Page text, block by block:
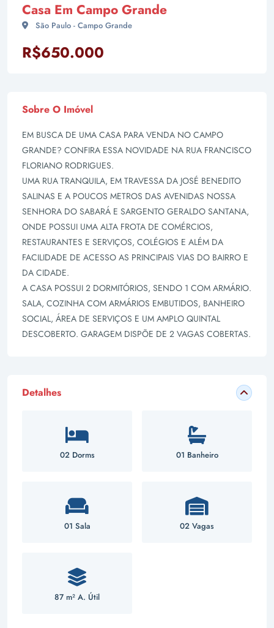
Casa Em Campo Grande
São Paulo - Campo Grande
R$650.000
Sobre O Imóvel
EM BUSCA DE UMA CASA PARA VENDA NO CAMPO
GRANDE? CONFIRA ESSA NOVIDADE NA RUA FRANCISCO
FLORIANO RODRIGUES.
UMA RUA TRANQUILA, EM TRAVESSA DA JOSÉ BENEDITO
SALINAS E A POUCOS METROS DAS AVENIDAS NOSSA
SENHORA DO SABARÁ E SARGENTO GERALDO SANTANA,
ONDE POSSUI UMA ALTA FROTA DE COMÉRCIOS,
RESTAURANTES E SERVIÇOS, COLÉGIOS E ALÉM DA
FACILIDADE DE ACESSO AS PRINCIPAIS VIAS DO BAIRRO E
DA CIDADE.
A CASA POSSUI 2 DORMITÓRIOS, SENDO 1 COM ARMÁRIO.
SALA, COZINHA COM ARMÁRIOS EMBUTIDOS, BANHEIRO
SOCIAL, ÁREA DE SERVIÇOS E UM AMPLO QUINTAL
DESCOBERTO. GARAGEM DISPÕE DE 2 VAGAS COBERTAS.
Detalhes
02 Dorms 01 Banheiro
01 Sala 02 Vagas
87 m² A. Útil